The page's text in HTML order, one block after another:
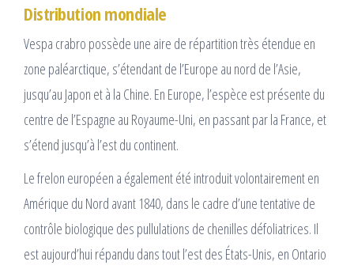
Distribution mondiale
Vespa crabro possède une aire de répartition très étendue en
zone paléarctique, s’étendant de l’Europe au nord de l’Asie,
jusqu’au Japon et à la Chine. En Europe, l’espèce est présente du
centre de l’Espagne au Royaume-Uni, en passant par la France, et
s’étend jusqu’à l’est du continent.
Le frelon européen a également été introduit volontairement en
Amérique du Nord avant 1840, dans le cadre d’une tentative de
contrôle biologique des pullulations de chenilles défoliatrices. Il
est aujourd’hui répandu dans tout l’est des États-Unis, en Ontario